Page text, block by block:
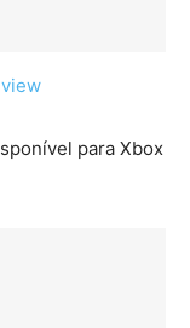
para Xbox